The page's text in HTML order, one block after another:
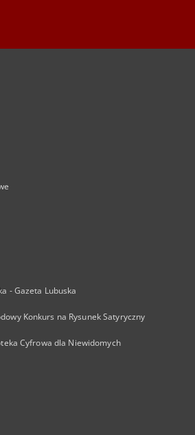
- Gazeta Lubuska
Konkurs na Rysunek Satyryczny
Cyfrowa dla Niewidomych